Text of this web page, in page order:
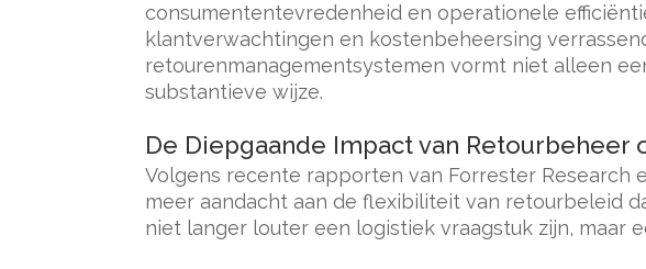
consumententevredenheid en operationele
klantverwachtingen en kostenbeheersing
retourenmanagementsystemen vormt niet alleen
substantieve wijze.
De Diepgaande Impact van
Volgens recente rapporten van Forrester Research
meer aandacht aan de flexibiliteit van retourbeleid
niet langer louter een logistiek vraagstuk zijn,